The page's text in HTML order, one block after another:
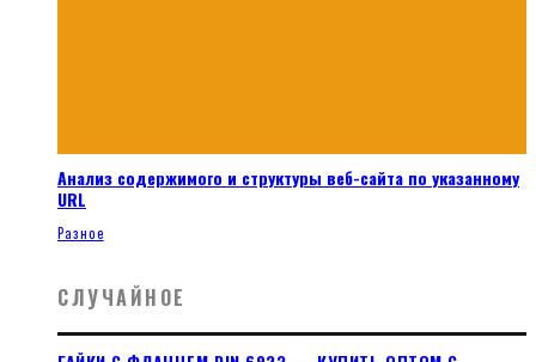
Анализ содержимого и структуры веб-сайта по указанному
URL
Разное
СЛУЧАЙНОЕ